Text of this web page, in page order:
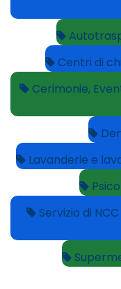
Centri di
Cerimonie,
Lavanderie e
Servizio di